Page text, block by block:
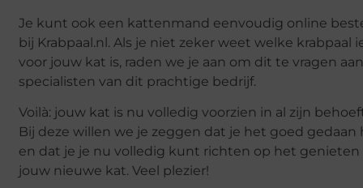
Je kunt ook een kattenmand eenvoudig online
bij Krabpaal.nl. Als je niet zeker weet welke krabpaal
voor jouw kat is, raden we je aan om dit te vragen
specialisten van dit prachtige bedrijf.
Voilà: jouw kat is nu volledig voorzien in al zijn
Bij deze willen we je zeggen dat je het goed gedaan
en dat je je nu volledig kunt richten op het genieten
jouw nieuwe kat. Veel plezier!